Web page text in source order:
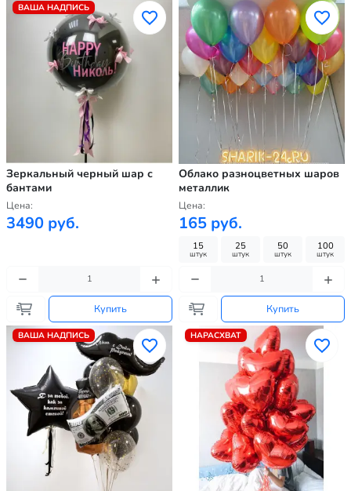
ВАША НАДПИСЬ
Зеркальный черный шар с
бантами
Цена:
3490 руб.
Купить
Облако разноцветных шаров
металлик
Цена:
165 руб.
15
штук
25
штук
50
штук
100
штук
Купить
ВАША НАДПИСЬ НАРАСХВАТ